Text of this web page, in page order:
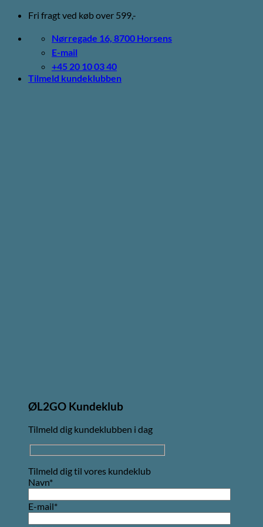
Fortsæt
indhold
Fri fragt ved køb over 599,-
Nørregade 16, 8700 Horsens
E-mail
+45 20 10 03 40
Tilmeld kundeklubben
ØL2GO Kundeklub
Tilmeld dig kundeklubben i dag
Tilmeld dig til vores kundeklub
Navn*
E-mail*